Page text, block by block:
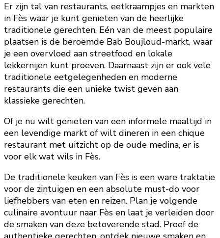
Er zijn tal van restaurants, eetkraampjes en markten
in Fès waar je kunt genieten van de heerlijke
traditionele gerechten. Eén van de meest populaire
plaatsen is de beroemde Bab Boujloud-markt, waar
je een overvloed aan streetfood en lokale
lekkernijen kunt proeven. Daarnaast zijn er ook vele
traditionele eetgelegenheden en moderne
restaurants die een unieke twist geven aan
klassieke gerechten.
Of je nu wilt genieten van een informele maaltijd in
een levendige markt of wilt dineren in een chique
restaurant met uitzicht op de oude medina, er is
voor elk wat wils in Fès.
De traditionele keuken van Fès is een ware traktatie
voor de zintuigen en een absolute must-do voor
liefhebbers van eten en reizen. Plan je volgende
culinaire avontuur naar Fès en laat je verleiden door
de smaken van deze betoverende stad. Proef de